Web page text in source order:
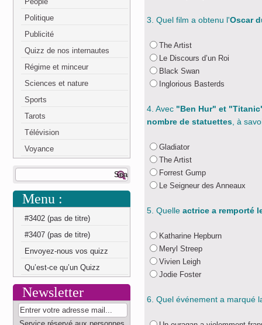
Politique
Publicité
Quizz de nos internautes
Régime et minceur
Sciences et nature
Sports
Tarots
Télévision
Voyance
Menu :
#3402 (pas de titre)
#3407 (pas de titre)
Envoyez-nous vos quizz
Qu’est-ce qu’un Quizz
Newsletter
3. Quel film a obtenu l'Oscar
The Artist
Le Discours d’un Roi
Black Swan
Inglorious Basterds
4. Avec "Ben Hur" et
nombre de statuettes , à
Gladiator
The Artist
Forrest Gump
Le Seigneur des Anneaux
5. Quelle actrice a remporté
Katharine Hepburn
Meryl Streep
Vivien Leigh
Jodie Foster
6. Quel événement a marqué